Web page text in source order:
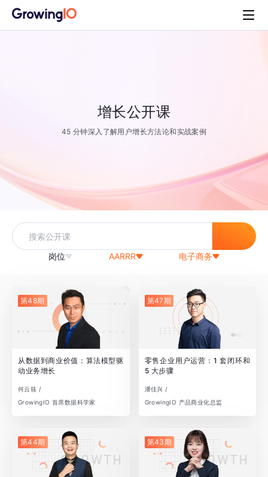
增长公开课
45 分钟深入了解用户增长方法论和实战案例
岗位 AARRR 电子商务
第48期
从数据到商业价值：算法模型驱
动业务增长
何云筱 /
GrowingIO 首席数据科学家
第47期
零售企业用户运营：1 套闭环和
5 大步骤
潘佳兴 /
GrowingIO 产品商业化总监
第44期 第43期